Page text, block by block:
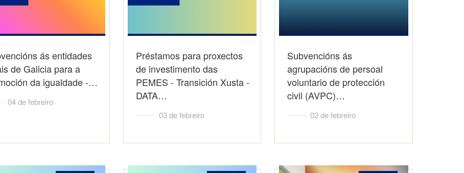
ás entidades
de Galicia para a
da igualdade -…
04 de febreiro
Préstamos para proxectos
de investimento das
PEMES - Transición Xusta -
DATA…
03 de febreiro
Subvencións ás
agrupacións de persoal
voluntario de protección
civil (AVPC)…
02 de febreiro